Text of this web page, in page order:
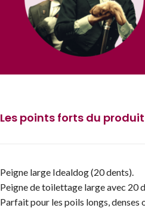
Les points forts du produit
Peigne large Idealdog (20 dents).
Peigne de toilettage large avec 20
Parfait pour les poils longs, denses